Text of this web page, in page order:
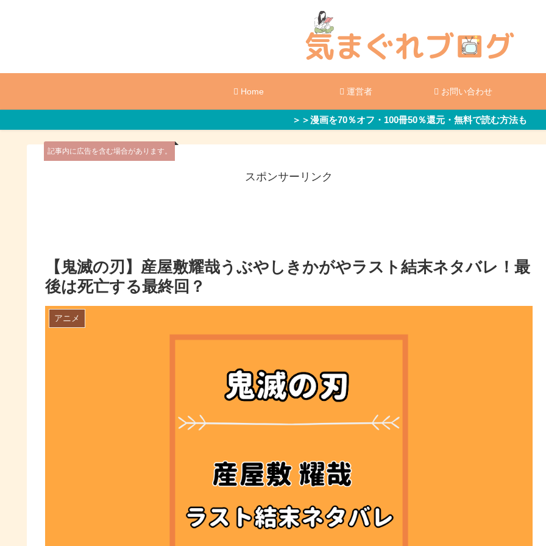
Home 運営者 お問い合わせ
＞＞漫画を70％オフ・100冊50％還元・無料で読む方法も
記事内に広告を含む場合があります。
スポンサーリンク
【鬼滅の刃】産屋敷耀哉うぶやしきかがやラスト結末ネタバレ！最
後は死亡する最終回？
アニメ